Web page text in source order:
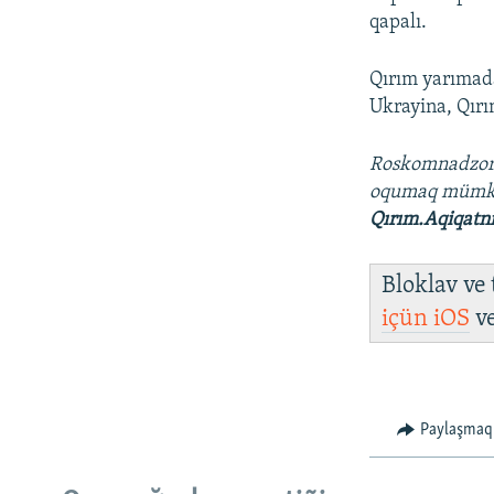
qapalı.
Qırım
Ukrayina,
oqumaq
Bloklav ve
içüniOS
Paylaşmaq